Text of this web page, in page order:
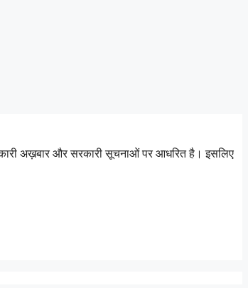
अख़बार और सरकारी सूचनाओं पर आधरित है। इसलिए